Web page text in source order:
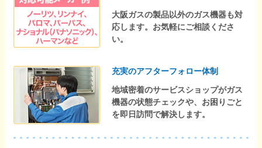
大阪ガスの製品以外のガス機器も対
応します。お気軽にご相談くださ
い。
充実のアフターフォロー体制
地域密着のサービスショップがガス
機器の状態チェックや、お困りごと
を即日訪問で解決します。